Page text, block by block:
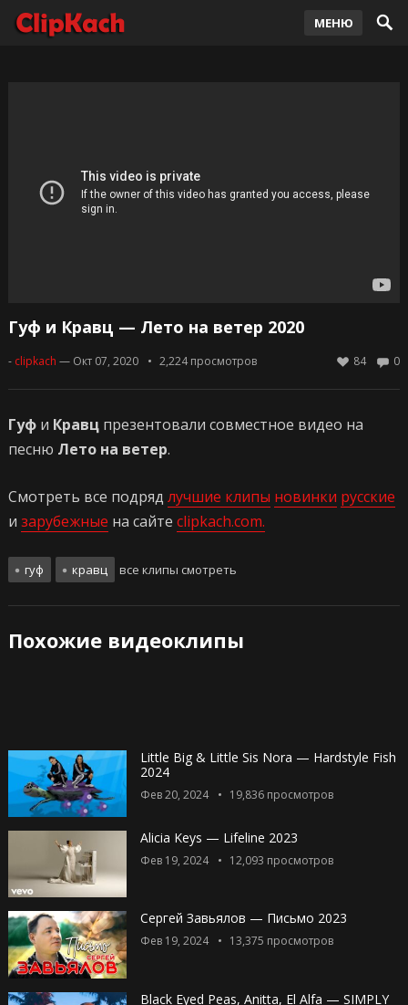
МЕНЮ
Гуф и Кравц — Лето на ветер 2020
- clipkach — Окт 07, 2020 2,224просмотров 0
84
Гуфи Кравцпрезентовали совместное видео на
песню Лето на ветер.
Смотреть все подряд лучшие клипы новинки русские
и зарубежные на сайте clipkach.com.
гуф кравц все клипы смотреть
Похожие видеоклипы
Little Big & Little Sis Nora — Hardstyle Fish
2024
Фев 20, 2024 19,836просмотров
Alicia Keys — Lifeline 2023
Фев 19, 2024 12,093 просмотров
Сергей Завьялов — Письмо 2023
Фев 19, 2024 13,375 просмотров
Black Eyed Peas, Anitta, El Alfa — SIMPLY